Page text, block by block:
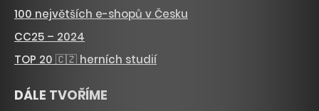
100 největších e-shopů v Česku
CC25 – 2024
TOP 20 🇨🇿 herních studií
DÁLE TVOŘÍME